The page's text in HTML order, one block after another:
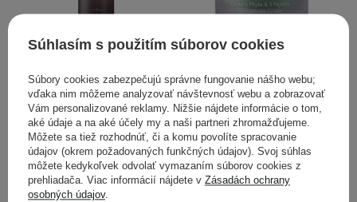
V AKCII
Rice Hyaluronic Toner -
Hydratačné pleťové
tonikum s ryžovým
extraktom - 300 ml
71
Centella Phyto & 5
Peptide Concentrate
Cream - Pleťový krém
proti vráskam - 30 ml
16
Súhlasím s použitím súborov cookies
Súbory cookies zabezpečujú správne fungovanie nášho webu;
vďaka nim môžeme analyzovať návštevnosť webu a zobrazovať
Vám personalizované reklamy. Nižšie nájdete informácie o tom,
aké údaje a na aké účely my a naši partneri zhromažďujeme.
Môžete sa tiež rozhodnúť, či a komu povolíte spracovanie
údajov (okrem požadovaných funkčných údajov). Svoj súhlas
môžete kedykoľvek odvolať vymazaním súborov cookies z
prehliadača. Viac informácií nájdete v Zásadách ochrany
osobných údajov.